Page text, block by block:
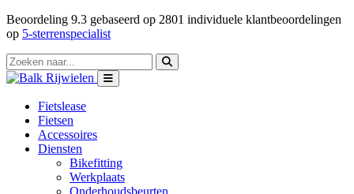
Beoordeling 9.3 gebaseerd op 2801 individuele klantbeoordelingen
op 5-sterrenspecialist
Fietslease
Fietsen
Accessoires
Diensten
Bikefitting
Werkplaats
Onderhoudsbeurten